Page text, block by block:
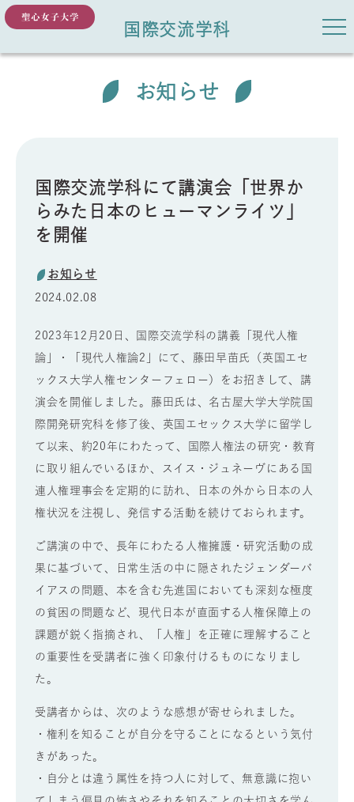
国際交流学科
お知らせ
国際交流学科にて講演会「世界か
らみた日本のヒューマンライツ」
を開催
お知らせ
2024.02.08
2023年12月20日、国際交流学科の講義「現代人権
論」・「現代人権論2」にて、藤田早苗氏（英国エセ
ックス大学人権センターフェロー）をお招きして、講
演会を開催しました。藤田氏は、名古屋大学大学院国
際開発研究科を修了後、英国エセックス大学に留学し
て以来、約20年にわたって、国際人権法の研究・教育
に取り組んでいるほか、スイス・ジュネーヴにある国
連人権理事会を定期的に訪れ、日本の外から日本の人
権状況を注視し、発信する活動を続けておられます。
ご講演の中で、長年にわたる人権擁護・研究活動の成
果に基づいて、日常生活の中に隠されたジェンダーバ
イアスの問題、本を含む先進国においても深刻な極度
の貧困の問題など、現代日本が直面する人権保障上の
課題が鋭く指摘され、「人権」を正確に理解すること
の重要性を受講者に強く印象付けるものになりまし
た。
受講者からは、次のような感想が寄せられました。
・権利を知ることが自分を守ることになるという気付
きがあった。
・自分とは違う属性を持つ人に対して、無意識に抱い